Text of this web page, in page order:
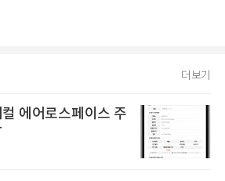
더보기
에어로스페이스 주